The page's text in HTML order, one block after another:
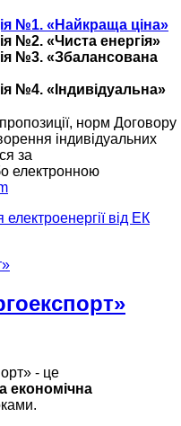
№1. «Найкраща ціна»
№2. «Чиста енергія»
№3. «Збалансована
№4. «Індивідуальна»
норм Договору
індивідуальних
за
електронною
від ЕК
- це
економічна